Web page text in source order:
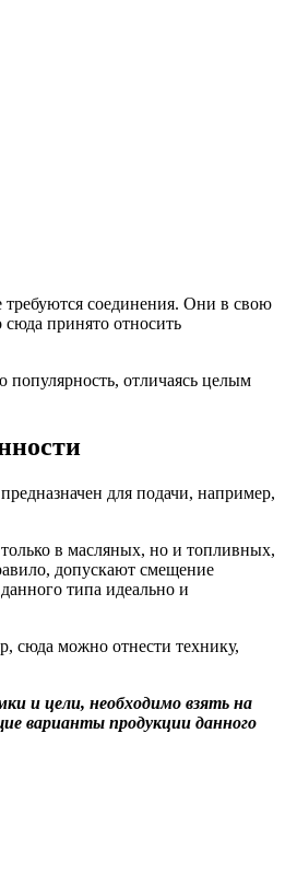
требуются соединения. Они в свою
принято относить
популярность, отличаясь целым
для подачи, например,
в масляных, но и топливных,
допускают смещение
типа идеально и
сюда можно отнести технику,
и цели, необходимо взять на
варианты продукции данного